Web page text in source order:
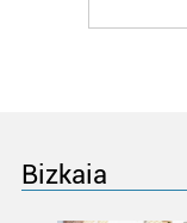
Bizkaia